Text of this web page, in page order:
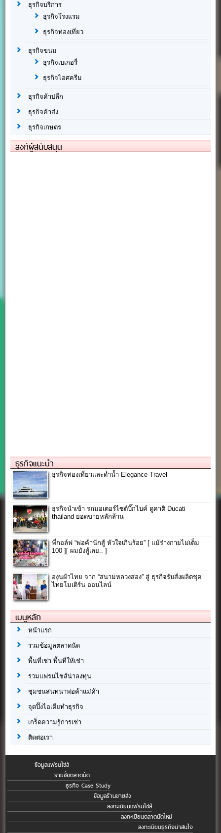
ธุรกิจบริการ
ธุรกิจโรงแรม
ธุรกิจท่องเที่ยว
ธุรกิจขนม
ธุรกิจเบเกอรี่
ธุรกิจไอศครีม
ธุรกิจค้าปลีก
ธุรกิจค้าส่ง
ธุรกิจเกษตร
ลิงก์ผู้สนับสนุน
ธุรกิจแนะนำ
ธุรกิจท่องเที่ยวและดำน้ำ Elegance Travel
ธุรกิจนำเข้า รถมอเตอร์ไซต์บิ๊กไบค์ ดูคาติ Ducati
thailand ยอดขายหลักล้าน
พี่กอล์ฟ “พ่อค้านักสู้ หัวใจเกินร้อย” [ แม้ร่างกายไม่เต็ม
100 ][ ผมยังสู้เลย.. ]
องุ่นผ้าไทย จาก “สนามหลวงสอง” สู่ ธุรกิจรับสั่งผลิตชุด
ไทยโมเดิร์น ออนไลน์
เมนูหลัก
หน้าแรก
รวมข้อมูลตลาดนัด
พื้นที่เช่า พื้นที่ให้เช่า
รวมแฟรนไชส์น่าลงทุน
ชุมชนสนทนาพ่อค้าแม่ค้า
จุดปิ๊งไอเดียทำธุรกิจ
เกร็ดความรู้การเช่า
ติดต่อเรา
ข้อมูลแฟรนไชส์
รายชื่อตลาดนัด
ธุรกิจ Case Study
ข้อมูลร้านขายส่ง
ลงทะเบียนแฟรนไชส์
ลงทะเบียนตลาดนัดใหม่
ลงทะเบียนธุรกิจน่าสนใจ